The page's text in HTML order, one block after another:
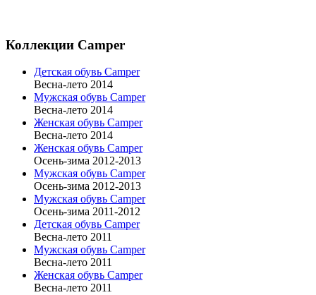
Коллекции Camper
Детская обувь Camper
Весна-лето 2014
Мужская обувь Camper
Весна-лето 2014
Женская обувь Camper
Весна-лето 2014
Женская обувь Camper
Осень-зима 2012-2013
Мужская обувь Camper
Осень-зима 2012-2013
Мужская обувь Camper
Осень-зима 2011-2012
Детская обувь Camper
Весна-лето 2011
Мужская обувь Camper
Весна-лето 2011
Женская обувь Camper
Весна-лето 2011